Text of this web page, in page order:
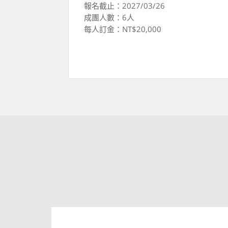
報名截止：2027/03/26
成團人數：6人
每人訂金：NT$20,000